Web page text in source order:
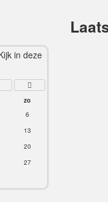
in deze
zo
6
13
20
27